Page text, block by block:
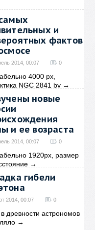
и
фактов
2014, 00:07 0
4000 рх,
NGC 2841 by →
новые
и ее возраста
2014, 00:07 0
1920рх, размер
→
гибели
2014, 00:07 0
древности астрономов
→